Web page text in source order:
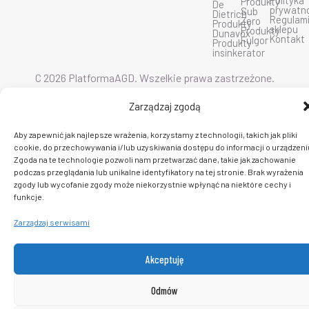
Zarządzaj zgodą
Aby zapewnić jak najlepsze wrażenia, korzystamy z technologii, takich jak pliki
cookie, do przechowywania i/lub uzyskiwania dostępu do informacji o
Zgoda na te technologie pozwoli nam przetwarzać dane, takie jak zachowanie
podczas przeglądania lub unikalne identyfikatory na tej stronie. Brak wyrażenia
zgody lub wycofanie zgody może niekorzystnie wpłynąć na niektóre cechy i
funkcje.
Zarządzaj serwisami
Akceptuję
Odmów
De
Dietrich
Produkty
Dunavox
Produkty
insinkerator
Sub
Zero
Produkty
Fulgor
sklepu
Kontakt
C 2026 PlatformaAGD. Wszelkie prawa zastrzeżone.